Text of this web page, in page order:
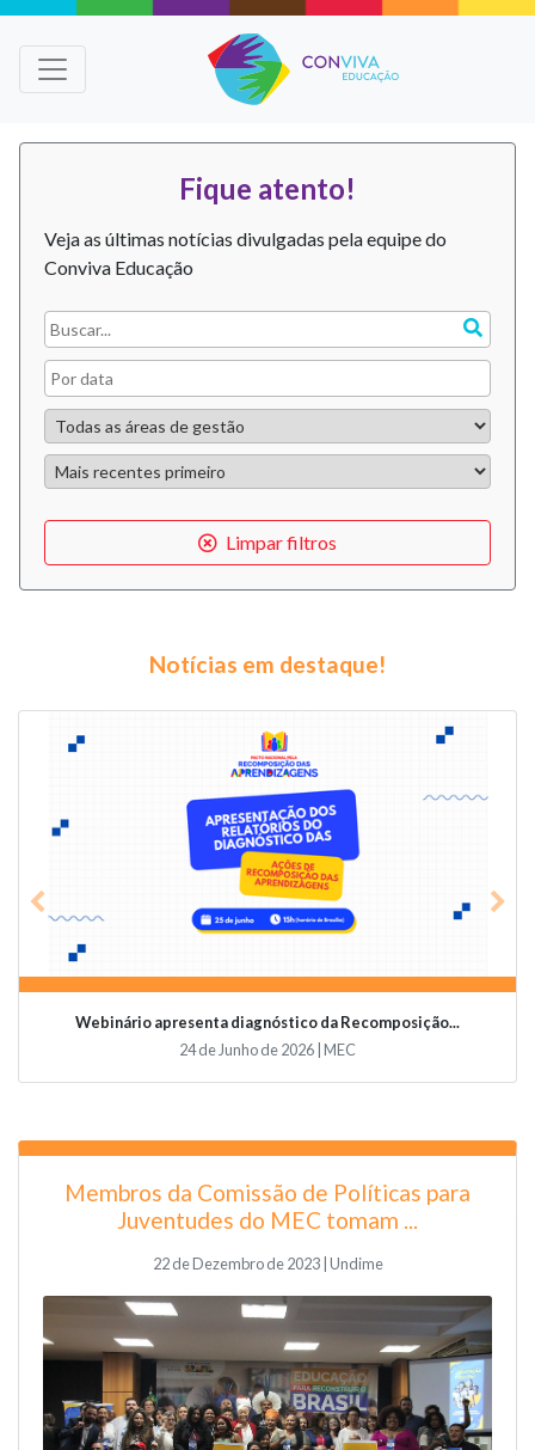
Fique atento!
Veja as últimas notícias divulgadas pela equipe do
Conviva Educação
Limpar filtros
Notícias em destaque!
Videoconferência vai abordar o papel da educaçã...
19 de Junho de 2026 | Undime
Previous
Membros da Comissão de Políticas para
Juventudes do MEC tomam ...
22 de Dezembro de 2023 | Undime